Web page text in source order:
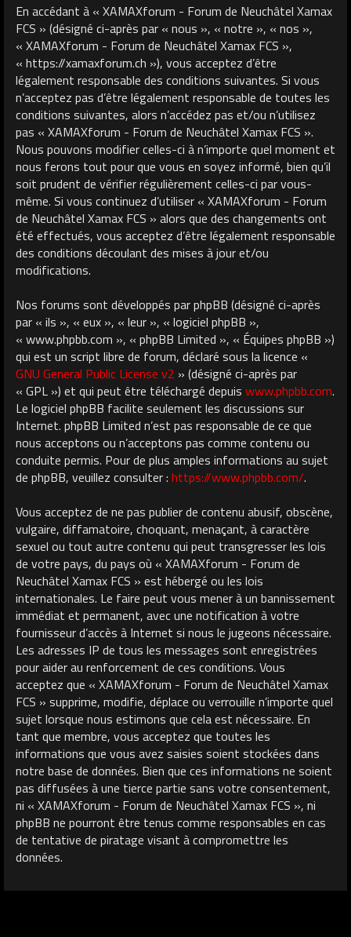
En accédant à « XAMAXforum - Forum de Neuchâtel Xamax
FCS » (désigné ci-après par « nous », « notre », « nos »,
« XAMAXforum - Forum de Neuchâtel Xamax FCS »,
« https://xamaxforum.ch »), vous acceptez d’être
légalement responsable des conditions suivantes. Si vous
n’acceptez pas d’être légalement responsable de toutes les
conditions suivantes, alors n’accédez pas et/ou n’utilisez
pas « XAMAXforum - Forum de Neuchâtel Xamax FCS ».
Nous pouvons modifier celles-ci à n’importe quel moment et
nous ferons tout pour que vous en soyez informé, bien qu’il
soit prudent de vérifier régulièrement celles-ci par vous-
même. Si vous continuez d’utiliser « XAMAXforum - Forum
de Neuchâtel Xamax FCS » alors que des changements ont
été effectués, vous acceptez d’être légalement responsable
des conditions découlant des mises à jour et/ou
modifications.
Nos forums sont développés par phpBB (désigné ci-après
par « ils », « eux », « leur », « logiciel phpBB »,
« www.phpbb.com », « phpBB Limited », « Équipes phpBB »)
qui est un script libre de forum, déclaré sous la licence «
GNU General Public License v2 » (désigné ci-après par
« GPL ») et qui peut être téléchargé depuis www.phpbb.com.
Le logiciel phpBB facilite seulement les discussions sur
Internet. phpBB Limited n’est pas responsable de ce que
nous acceptons ou n’acceptons pas comme contenu ou
conduite permis. Pour de plus amples informations au sujet
de phpBB, veuillez consulter : https://www.phpbb.com/.
Vous acceptez de ne pas publier de contenu abusif, obscène,
vulgaire, diffamatoire, choquant, menaçant, à caractère
sexuel ou tout autre contenu qui peut transgresser les lois
de votre pays, du pays où « XAMAXforum - Forum de
Neuchâtel Xamax FCS » est hébergé ou les lois
internationales. Le faire peut vous mener à un bannissement
immédiat et permanent, avec une notification à votre
fournisseur d’accès à Internet si nous le jugeons nécessaire.
Les adresses IP de tous les messages sont enregistrées
pour aider au renforcement de ces conditions. Vous
acceptez que « XAMAXforum - Forum de Neuchâtel Xamax
FCS » supprime, modifie, déplace ou verrouille n’importe quel
sujet lorsque nous estimons que cela est nécessaire. En
tant que membre, vous acceptez que toutes les
informations que vous avez saisies soient stockées dans
notre base de données. Bien que ces informations ne soient
pas diffusées à une tierce partie sans votre consentement,
ni « XAMAXforum - Forum de Neuchâtel Xamax FCS », ni
phpBB ne pourront être tenus comme responsables en cas
de tentative de piratage visant à compromettre les
données.